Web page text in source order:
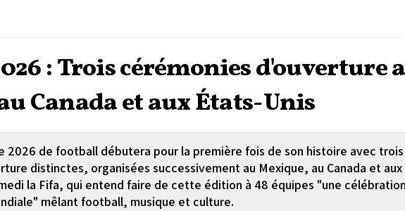
: Trois cérémonies d'ouverture
Canada et aux États-Unis
2026 de football débutera pour la première fois de son histoire avec trois
distinctes, organisées successivement au Mexique, au Canada et
la Fifa, qui entend faire de cette édition à 48 équipes "une célébration
mêlant football, musique et culture.